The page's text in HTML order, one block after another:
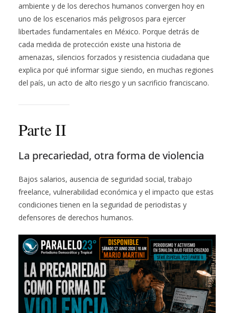
ambiente y de los derechos humanos convergen hoy en
uno de los escenarios más peligrosos para ejercer
libertades fundamentales en México. Porque detrás de
cada medida de protección existe una historia de
amenazas, silencios forzados y resistencia ciudadana que
explica por qué informar sigue siendo, en muchas regiones
del país, un acto de alto riesgo y un sacrificio franciscano.
Parte II
La precariedad, otra forma de violencia
Bajos salarios, ausencia de seguridad social, trabajo
freelance, vulnerabilidad económica y el impacto que estas
condiciones tienen en la seguridad de periodistas y
defensores de derechos humanos.